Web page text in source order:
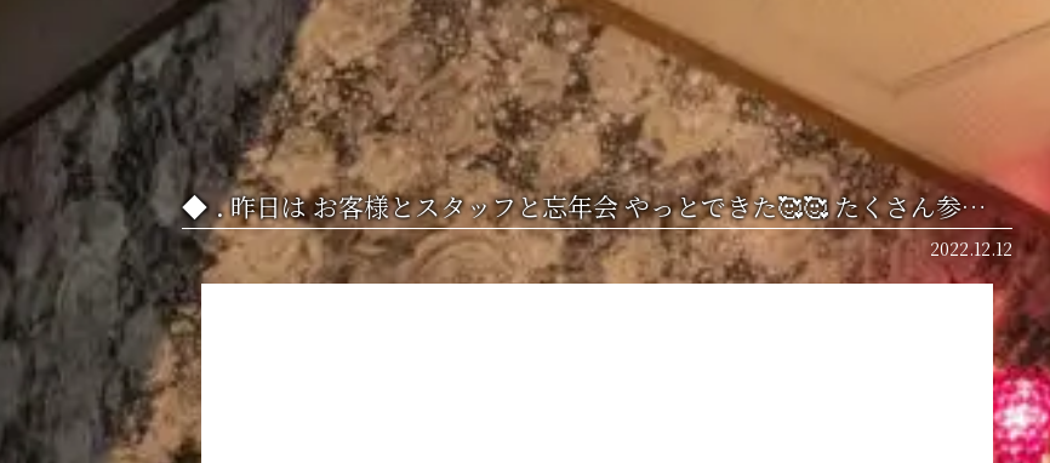
. 昨日は お客様とスタッフと忘年会 やっとできた🥰🥰 たくさん参…
2022.12.12